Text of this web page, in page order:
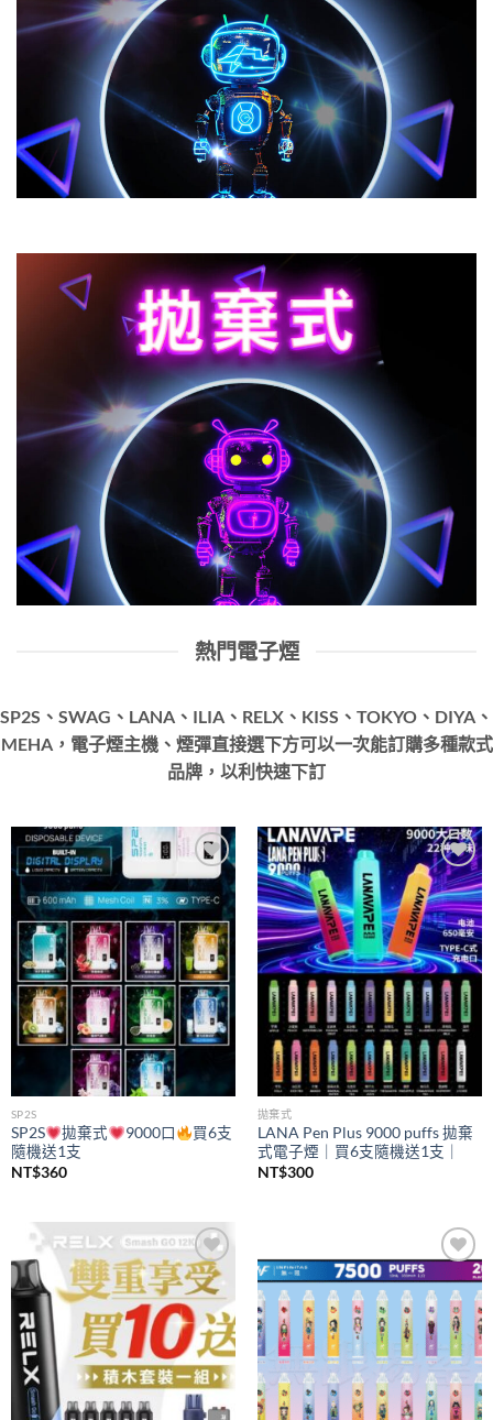
熱門電子煙
SP2S、SWAG、LANA、ILIA、RELX、KISS、TOKYO、DIYA、
MEHA，電子煙主機、煙彈直接選下方可以一次能訂購多種款式
品牌，以利快速下訂
Add to
wishlist
SP2S
SP2S 拋棄式 9000口
買6支
隨機送1支
NT$360
Add to
wishlist
拋棄式
LANA Pen Plus 9000 puffs 拋棄
式電子煙｜買6支隨機送1支｜
NT$300
Add to
wishlist
Add to
wishlist